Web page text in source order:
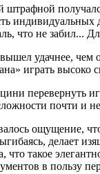
что не забил...
удачнее, чем
играть высоко
перевернуть
почти и
ощущение,
делает
такое
в пользу